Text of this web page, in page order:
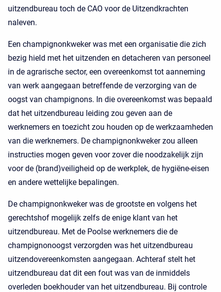
uitzendbureau toch de CAO voor de Uitzendkrachten
naleven.
Een champignonkweker was met een organisatie die zich
bezig hield met het uitzenden en detacheren van personeel
in de agrarische sector, een overeenkomst tot aanneming
van werk aangegaan betreffende de verzorging van de
oogst van champignons. In die overeenkomst was bepaald
dat het uitzendbureau leiding zou geven aan de
werknemers en toezicht zou houden op de werkzaamheden
van die werknemers. De champignonkweker zou alleen
instructies mogen geven voor zover die noodzakelijk zijn
voor de (brand)veiligheid op de werkplek, de hygiëne-eisen
en andere wettelijke bepalingen.
De champignonkweker was de grootste en volgens het
gerechtshof mogelijk zelfs de enige klant van het
uitzendbureau. Met de Poolse werknemers die de
champignonoogst verzorgden was het uitzendbureau
uitzendovereenkomsten aangegaan. Achteraf stelt het
uitzendbureau dat dit een fout was van de inmiddels
overleden boekhouder van het uitzendbureau. Bij controle